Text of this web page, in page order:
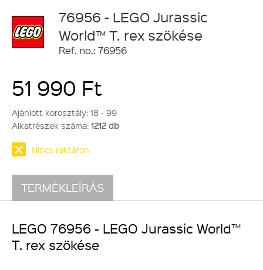
76956 - LEGO Jurassic
World™ T. rex szökése
Ref. no.: 76956
51 990 Ft
Ajánlott korosztály: 18 - 99
Alkatrészek száma: 1212 db
Nincs raktáron
TERMÉKLEÍRÁS
LEGO 76956 - LEGO Jurassic World™
T. rex szökése